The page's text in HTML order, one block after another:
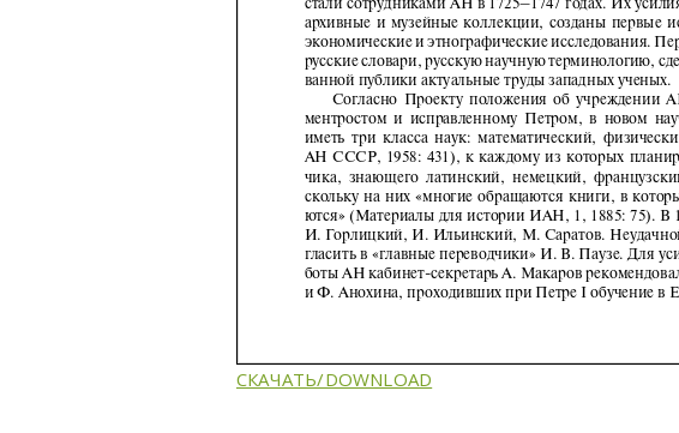
СКАЧАТЬ/DOWNLOAD